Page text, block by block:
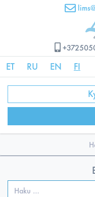
ET RU EN FI